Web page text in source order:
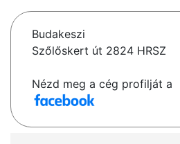
Budakeszi
Szőlőskert út 2824 HRSZ
Nézd meg a cég profilját a